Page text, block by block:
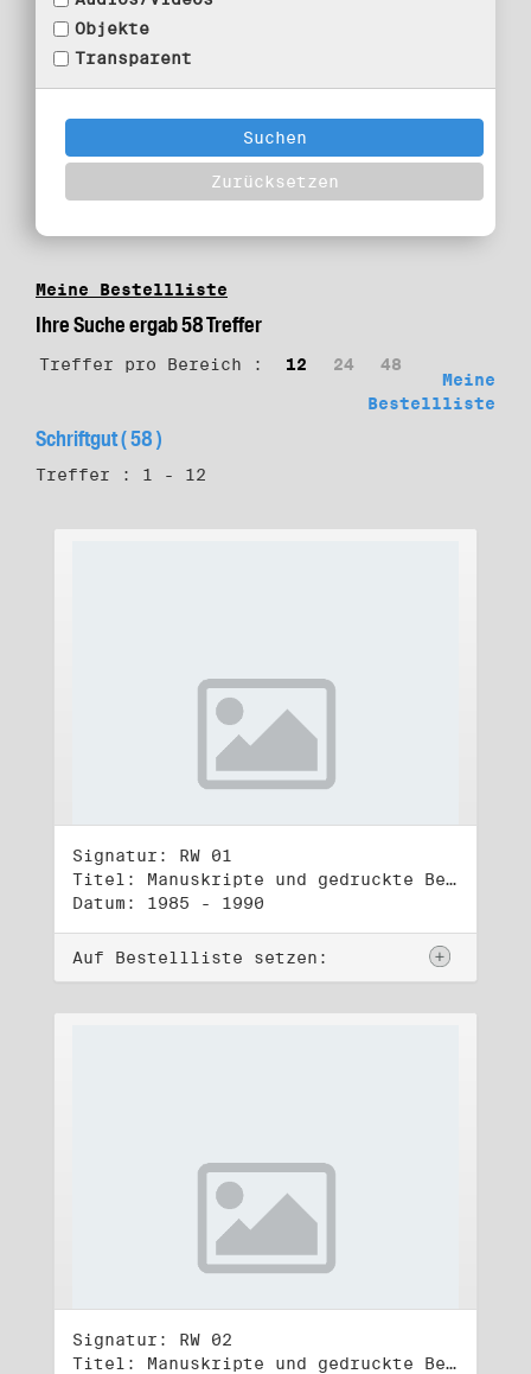
Objekte
Transparent
Meine Bestellliste
Ihre Suche ergab 58 Treffer
Treffer pro Bereich : 12 24
48
Meine
Bestellliste
Schriftgut ( 58 )
Treffer : 1 - 12
Signatur: RW 01
Titel: Manuskripte und gedruckte Belege (1)
Datum: 1985 - 1990
Auf Bestellliste setzen:
Signatur: RW 02
Titel: Manuskripte und gedruckte Belege (2)